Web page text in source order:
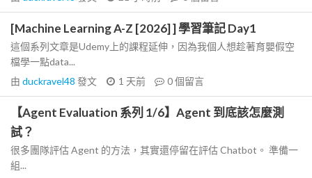
[Machine Learning A-Z [2026] ] 學習筆記 Day1
這個系列文章是Udemy上的課程延伸，因為我個人想趁著育嬰假空
檔學一點data...
由 duckravel48 發文 1 天前 0個留言
【Agent Evaluation 系列 1/6】Agent 到底該怎麼測
試？
很多團隊評估 Agent 的方法，其實還停留在評估 Chatbot。 準備一
組...